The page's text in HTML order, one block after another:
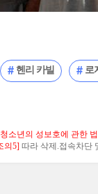
헨리 카빌 로
소년의 성보호에 관한
의5] 따라 삭제.접속차단